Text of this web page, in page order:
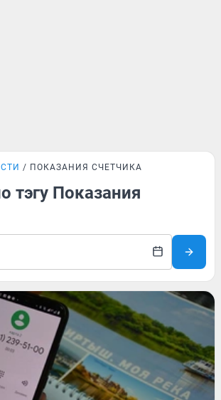
ПОКАЗАНИЯ СЧЕТЧИКА
тэгу Показания